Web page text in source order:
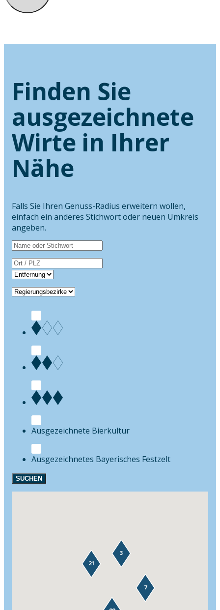
Finden Sie
ausgezeichnete
Wirte in Ihrer
Nähe
Falls Sie Ihren Genuss-Radius erweitern wollen,
einfach ein anderes Stichwort oder neuen Umkreis
angeben.
Bierkultur
Festzelt
SUCHEN
7
21
3